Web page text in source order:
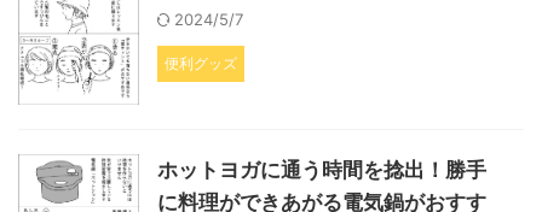
2024/5/7
便利グッズ
ホットヨガに通う時間を捻出！勝手
に料理ができあがる電気鍋がおすす